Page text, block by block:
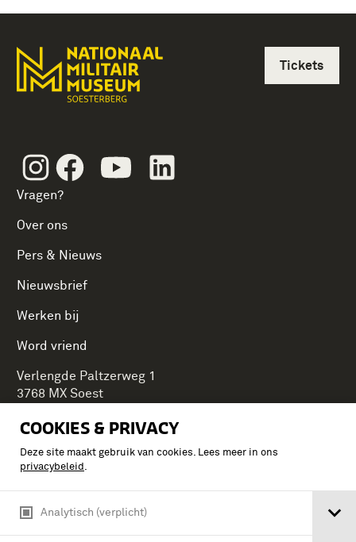
COOKIES & PRIVACY
Deze site maakt gebruik van cookies. Lees meer in ons
privacybeleid .
Analytisch (verplicht)
InstagramFacebookYoutube
Vragen?
Over ons
Pers & Nieuws
Nieuwsbrief
Werken bij
Word vriend
Tickets
Verlengde Paltzerweg 1
3768 MX Soest
Onderdeel van Stichting Koninklijke Defensiemusea,